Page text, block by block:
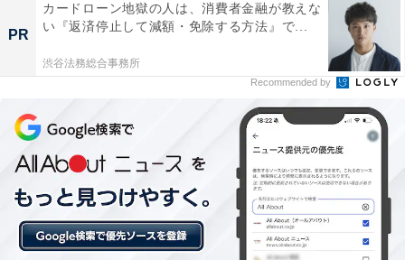
PR
カードローン地獄の人は、消費者金融が教えな
い『返済停止して減額・免除する方法』で...
渋谷法務総合事務所
Recommended by